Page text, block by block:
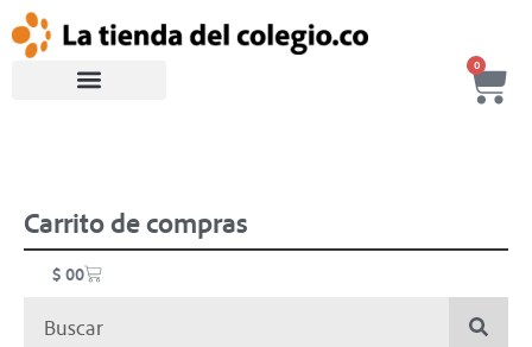
0
Carrito de compras
$ 00